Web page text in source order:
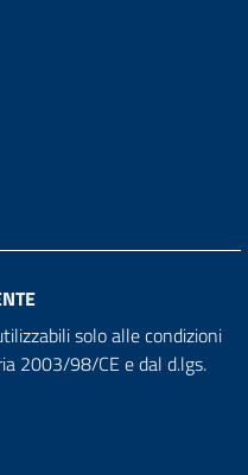
solo alle condizioni
2003/98/CE e dal d.lgs.